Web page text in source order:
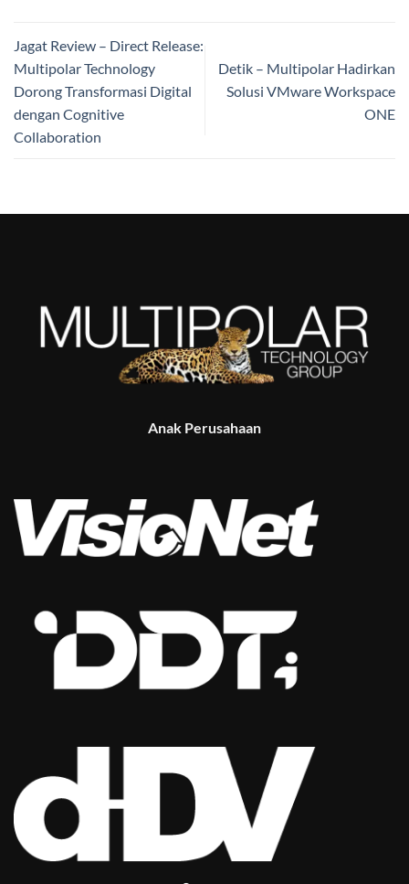
Jagat Review – Direct Release:
Multipolar Technology
Dorong Transformasi Digital
dengan Cognitive
Collaboration
Detik – Multipolar Hadirkan
Solusi VMware Workspace
ONE
Anak Perusahaan